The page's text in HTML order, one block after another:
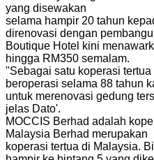
yang disewakan
selama hampir 20 tahun
direnovasi dengan
Boutique Hotel kini
hingga RM350 semalam.
"Sebagai satu koperasi
beroperasi selama 88 tahun
untuk merenovasi gedung
jelas Dato'.
MOCCIS Berhad adalah
Malaysia Berhad merupakan
koperasi tertua di Malaysia.